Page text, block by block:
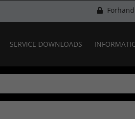
SERVICE DOWNLOADS